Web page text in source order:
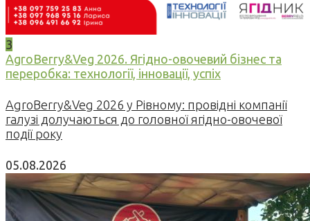
3
AgroBerry&Veg 2026. Ягідно-овочевий бізнес та
переробка: технології, інновації, успіх
AgroBerry&Veg 2026 у Рівному: провідні компанії
галузі долучаються до головної ягідно-овочевої
події року
05.08.2026